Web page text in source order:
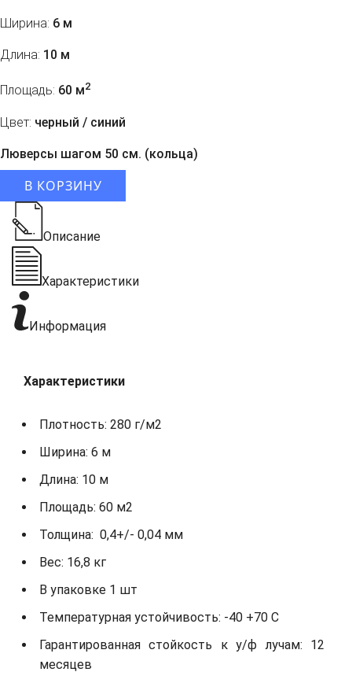
Ширина: 6 м
Длина: 10 м
Площадь: 60 м2
Цвет: черный / синий
Люверсы шагом 50 см. (кольца)
В КОРЗИНУ
Описание
Характеристики
Информация
Характеристики
Плотность: 280 г/м2
Ширина: 6 м
Длина: 10 м
Площадь: 60 м2
Толщина: 0,4+/- 0,04 мм
Вес: 16,8 кг
В упаковке 1 шт
Температурная устойчивость: -40 +70 С
Гарантированная стойкость к у/ф лучам: 12
месяцев